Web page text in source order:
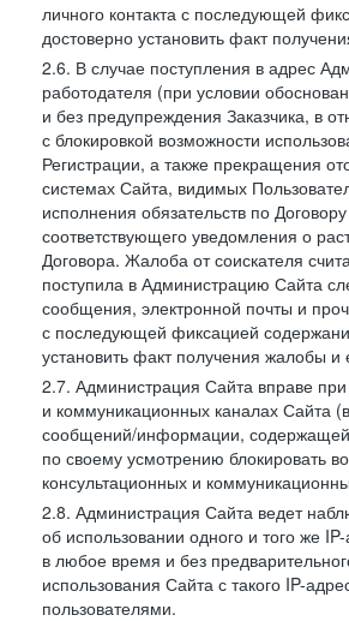
личного контакта с последующей
достоверно установить факт
2.6. В случае поступления в адрес
работодателя (при условии
и без предупреждения Заказчика, в
с блокировкой возможности
Регистрации, а также прекращения
системах Сайта, видимых
исполнения обязательств по
соответствующего уведомления о
Договора. Жалоба от соискателя
поступила в Администрацию Сайта
сообщения, электронной почты и
с последующей фиксацией
установить факт получения жалобы
2.7. Администрация Сайта вправе
и коммуникационных каналах Сайта
сообщений/информации, содержащей
по своему усмотрению блокировать
консультационных и
2.8. Администрация Сайта ведет
об использовании одного и того же
в любое время и без
использования Сайта с такого IP-
пользователями.